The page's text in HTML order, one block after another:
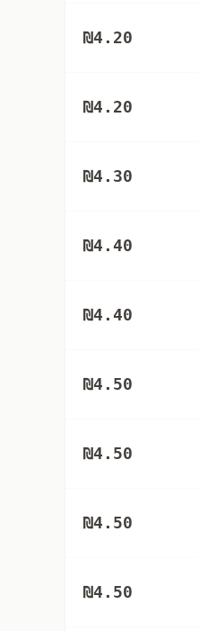
₪4.20
₪4.20
₪4.30
₪4.40
₪4.40
₪4.50
₪4.50
₪4.50
₪4.50